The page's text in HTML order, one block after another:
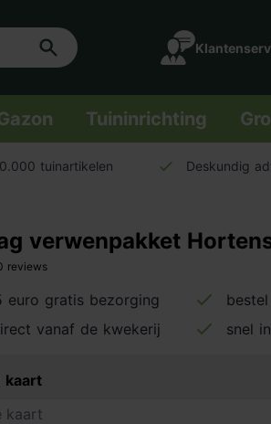
Tuininrichting
tuinartikelen Deskundig
verwenpakket
reviews
euro gratis bezorging
vanaf de kwekerij
snel
kaart